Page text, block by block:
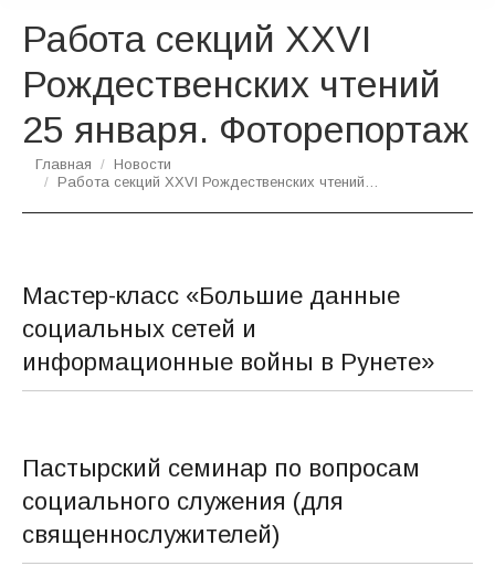
Работа секций XXVI
Рождественских чтений
25 января. Фоторепортаж
Вы здесь:
Главная
Новости
Работа секций XXVI Рождественских чтений…
Мастер-класс «Большие данные
социальных сетей и
информационные войны в Рунете»
Пастырский семинар по вопросам
социального служения (для
священнослужителей)